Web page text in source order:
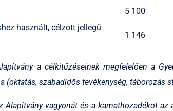
5 100
használt, célzott jellegű
1 146
a célkitűzéseinek megfelelően a
(oktatás, szabadidős tevékenység, táborozás
vagyonát és a kamathozadékot